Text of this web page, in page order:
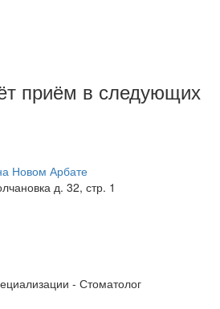
приём в следующих
Новом Арбате
д. 32, стр. 1
- Стоматолог